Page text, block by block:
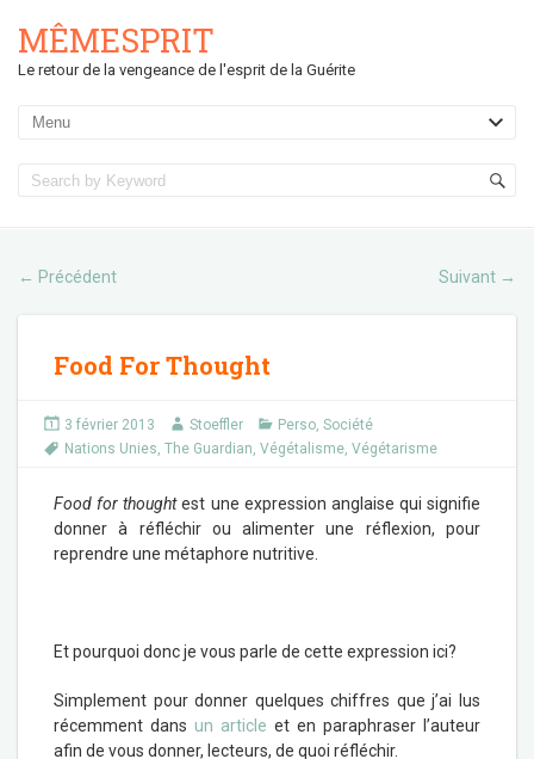
MÊMESPRIT
Le retour de la vengeance de l'esprit de la Guérite
← Précédent Suivant →
Food For Thought
3 février 2013 Stoeffler Perso, Société
Nations Unies, The Guardian, Végétalisme, Végétarisme
Food for thoughtest une expression anglaise qui signifie
donner à réfléchir ou alimenter une réflexion, pour
reprendre une métaphore nutritive.
Et pourquoi donc je vous parle de cette expression ici?
Simplement pour donner quelques chiffres que j’ai lus
récemment dans un article et en paraphraser l’auteur
afin de vous donner, lecteurs, de quoi réfléchir.